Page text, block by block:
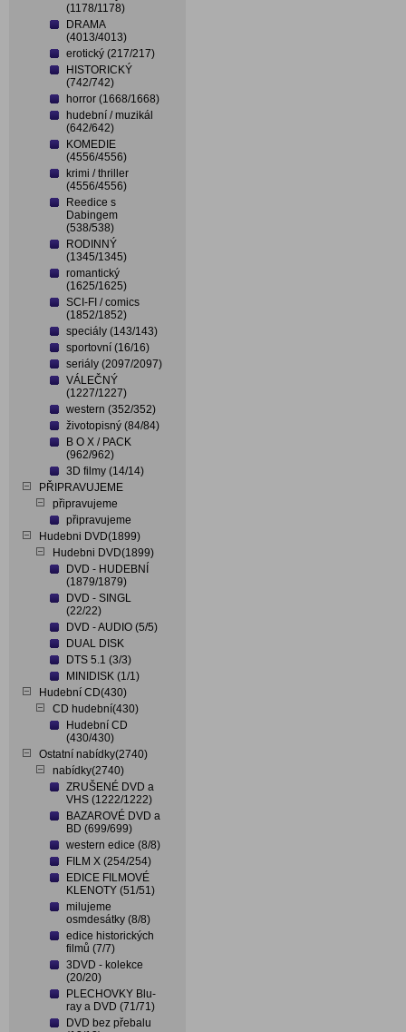
(1178/1178)
DRAMA
(4013/4013)
erotický (217/217)
HISTORICKÝ
(742/742)
horror (1668/1668)
hudební / muzikál
(642/642)
KOMEDIE
(4556/4556)
krimi / thriller
(4556/4556)
Reedice s
Dabingem
(538/538)
RODINNÝ
(1345/1345)
romantický
(1625/1625)
SCI-FI / comics
(1852/1852)
speciály (143/143)
sportovní (16/16)
seriály (2097/2097)
VÁLEČNÝ
(1227/1227)
western (352/352)
životopisný (84/84)
B O X / PACK
(962/962)
3D filmy (14/14)
PŘIPRAVUJEME
připravujeme
připravujeme
Hudebni DVD(1899)
Hudebni DVD(1899)
DVD - HUDEBNÍ
(1879/1879)
DVD - SINGL
(22/22)
DVD - AUDIO (5/5)
DUAL DISK
DTS 5.1 (3/3)
MINIDISK (1/1)
Hudební CD(430)
CD hudební(430)
Hudební CD
(430/430)
Ostatní nabídky(2740)
nabídky(2740)
ZRUŠENÉ DVD a
VHS (1222/1222)
BAZAROVÉ DVD a
BD (699/699)
western edice (8/8)
FILM X (254/254)
EDICE FILMOVÉ
KLENOTY (51/51)
milujeme
osmdesátky (8/8)
edice historických
filmů (7/7)
3DVD - kolekce
(20/20)
PLECHOVKY Blu-
ray a DVD (71/71)
DVD bez přebalu